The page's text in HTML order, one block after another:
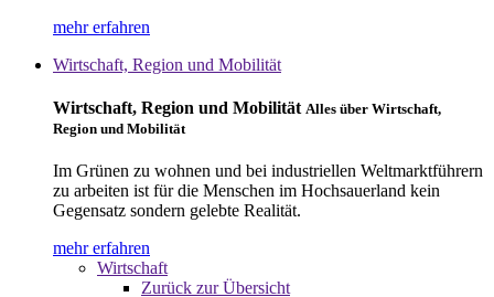
mehr erfahren
Wirtschaft, Region und Mobilität
Wirtschaft, Region und Mobilität Alles über Wirtschaft,
Region und Mobilität
Im Grünen zu wohnen und bei industriellen Weltmarktführern
zu arbeiten ist für die Menschen im Hochsauerland kein
Gegensatz sondern gelebte Realität.
mehr erfahren
Wirtschaft
Zurück zur Übersicht